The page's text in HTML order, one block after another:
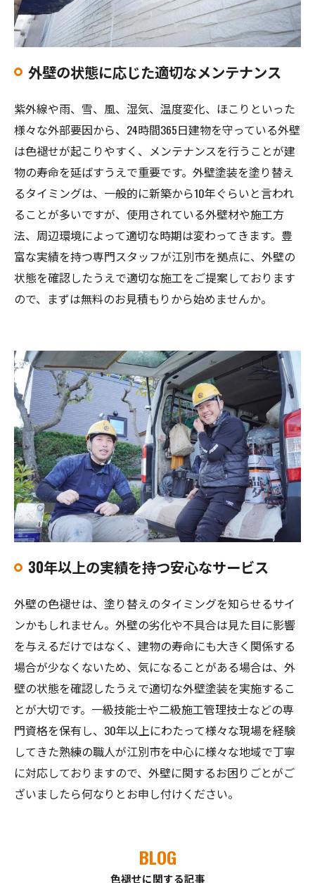
外壁の状態に応じた適切なメンテナンス
紫外線や雨、雪、風、湿気、温度変化、ほこりといった
様々な外部要因から、24時間365日建物を守っている外壁
は色褪せが起こりやすく、メンテナンスを行うことが建
物の寿命を延ばすうえで重要です。外壁塗装を塗り替え
るタイミングは、一般的に新築から10年ぐらいと言われ
ることが多いですが、使用されている外壁材や施工方
法、周辺環境によって適切な時期は変わってきます。豊
富な実績を持つ専門スタッフが江別市を拠点に、外壁の
状態を確認したうえで適切な施工をご提案しております
ので、まずは無料のお見積もりから始めませんか。
30年以上の実績を持つ安心なサービス
外壁の色褪せは、塗り替えのタイミングを知らせるサイ
ンかもしれません。外壁の劣化や不具合は見た目に影響
を与えるだけではなく、建物の寿命にも大きく関係する
場合が少なくないため、気になることがある場合は、外
壁の状態を確認したうえで適切な外壁塗装を実施するこ
とが大切です。一級技能士や二級施工管理技士などの専
門資格を保有し、30年以上にわたって様々な現場を経験
してきた熟練の職人が江別市を中心に様々な地域で丁寧
に対応しておりますので、外壁に関するお困りごとがご
ざいましたら何なりとお申し付けください。
BLOG
色褪せに関する記事